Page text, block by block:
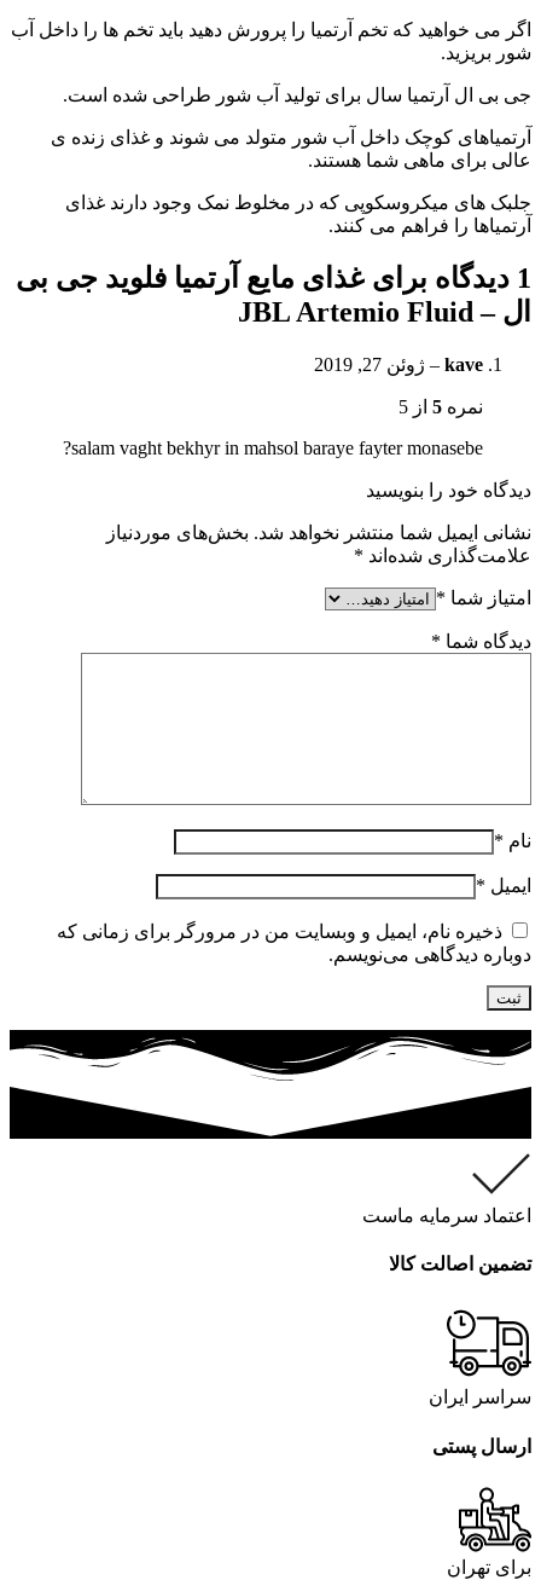
اگر می خواهید که تخم آرتمیا را پرورش دهید باید تخم ها را داخل آب
شور بریزید.
جی بی ال آرتمیا سال برای تولید آب شور طراحی شده است.
آرتمیاهای کوچک داخل آب شور متولد می شوند و غذای زنده ی
عالی برای ماهی شما هستند.
جلبک های میکروسکوپی که در مخلوط نمک وجود دارند غذای
آرتمیاها را فراهم می کنند.
1 دیدگاه برای
غذای مایع آرتمیا فلوید جی بی
ال – JBL Artemio Fluid
kave
– ژوئن 27, 2019
نمره 5 از 5
salam vaght bekhyr in mahsol baraye fayter monasebe?
دیدگاه خود را بنویسید
نشانی ایمیل شما منتشر نخواهد شد. بخش‌های موردنیاز
علامت‌گذاری شده‌اند *
امتیاز شما *
دیدگاه شما *
نام *
ایمیل *
ذخیره نام، ایمیل و وبسایت من در مرورگر برای زمانی که
دوباره دیدگاهی می‌نویسم.
اعتماد سرمایه ماست
تضمین اصالت کالا
سراسر ایران
ارسال پستی
برای تهران